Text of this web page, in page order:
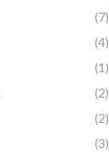
(7)
(4)
(1)
(2)
(2)
(3)